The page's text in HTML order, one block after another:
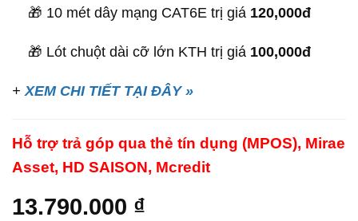
🎁 10 mét dây mạng CAT6E trị giá 120,000đ
🎁 Lót chuột dài cỡ lớn KTH trị giá 100,000đ
+ XEM CHI TIẾT TẠI ĐÂY »
Hỗ trợ trả góp qua thẻ tín dụng (MPOS), Mirae
Asset, HD SAISON, Mcredit
13.790.000 ₫